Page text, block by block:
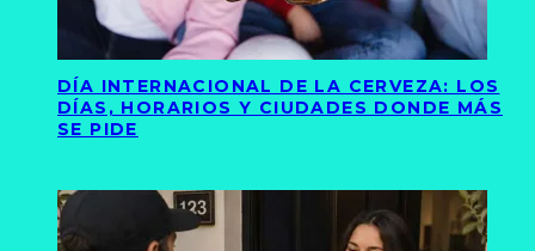
DÍA INTERNACIONAL DE LA CERVEZA: LOS
DÍAS, HORARIOS Y CIUDADES DONDE MÁS
SE PIDE